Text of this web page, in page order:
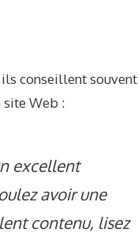
ils conseillent souvent
site Web :
excellent
avoir une
contenu, lisez